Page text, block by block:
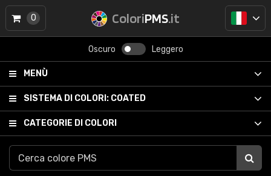
ColoriPMS.it
Oscuro Leggero
MENÙ
SISTEMA DI COLORI: COATED
CATEGORIE DI COLORI
0